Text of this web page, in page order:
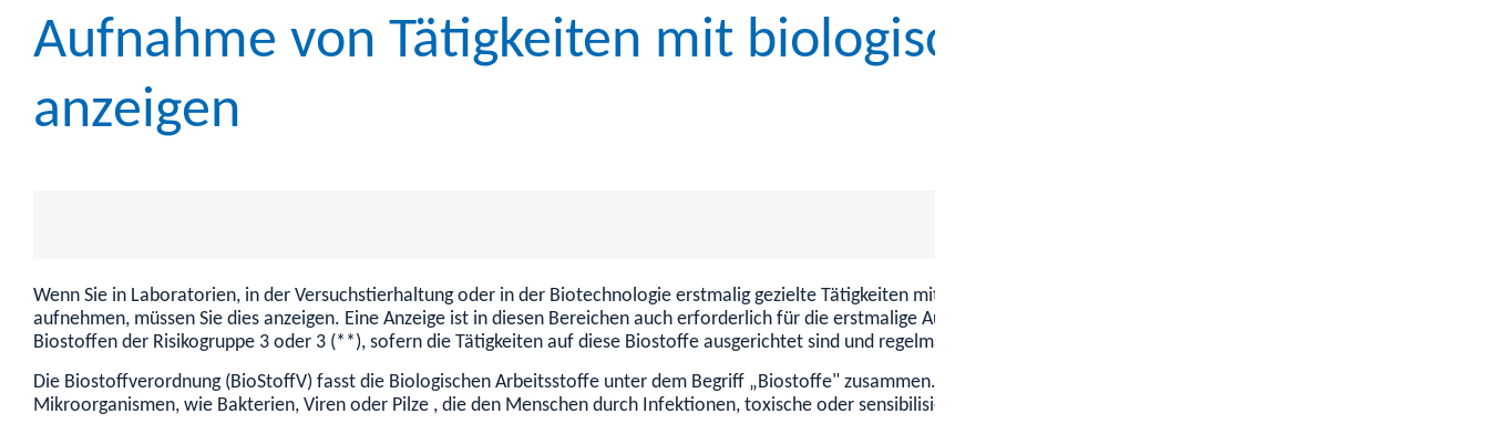
Aufnahme von Tätigkeiten mit biologischen Arbeitsstoffen
anzeigen
Wenn Sie in Laboratorien, in der Versuchstierhaltung oder in der Biotechnologie erstmalig gezielte Tätigkeiten mit Biostoffen der Risikogruppe 2 oder der Risikogruppe 3 (**)
aufnehmen, müssen Sie dies anzeigen. Eine Anzeige ist in diesen Bereichen auch erforderlich für die erstmalige Aufnahme nicht gezielter Tätigkeiten der Schutzstufe 2 mit
Biostoffen der Risikogruppe 3 oder 3 (**), sofern die Tätigkeiten auf diese Biostoffe ausgerichtet sind und regelmäßig durchgeführt werden sollen.
Die Biostoffverordnung (BioStoffV) fasst die Biologischen Arbeitsstoffe unter dem Begriff „Biostoffe" zusammen. Unter Biostoffen versteht man im Wesentlichen
Mikroorganismen, wie Bakterien, Viren oder Pilze , die den Menschen durch Infektionen, toxische oder sensibilisierende Wirkungen gefährden können.